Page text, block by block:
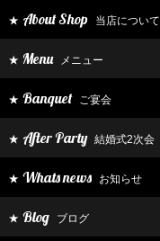
★ About Shop 当店について
★ Menu メニュー
★ Banquet ご宴会
★ After Party 結婚式2次会
★ Whats news お知らせ
★ Blog ブログ